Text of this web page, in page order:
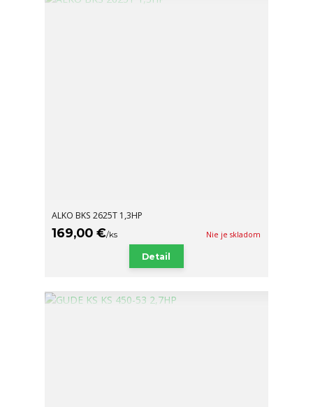
ALKO BKS 2625T 1,3HP
169,00 €/ks Nie je skladom
Detail